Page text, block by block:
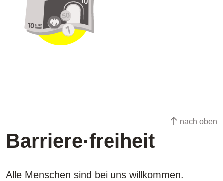
nach oben
Barriere·freiheit
Alle Menschen sind bei uns willkommen.